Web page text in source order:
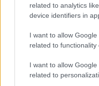
related to analytics
device identifiers in
I want to allow
related to functionality
I want to allow
related to
Prenumerera